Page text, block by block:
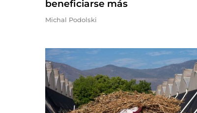
beneficiarse más
Michal Podolski